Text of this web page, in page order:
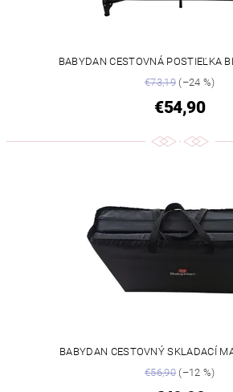
BABYDAN CESTOVNÁ POSTIEĽKA
€73,19(–24 %)
€54,90
BABYDAN CESTOVNÝ SKLADACÍ
€56,90(–12 %)